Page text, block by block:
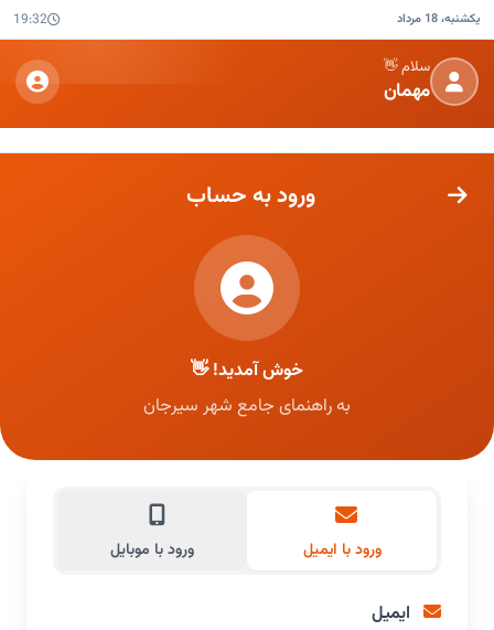
یکشنبه، 18 مرداد 19:32
سلام 👋
مهمان
ورود به حساب
خوش آمدید! 👋
به راهنمای جامع شهر سیرجان
ورود با ایمیل ورود با موبایل
ایمیل